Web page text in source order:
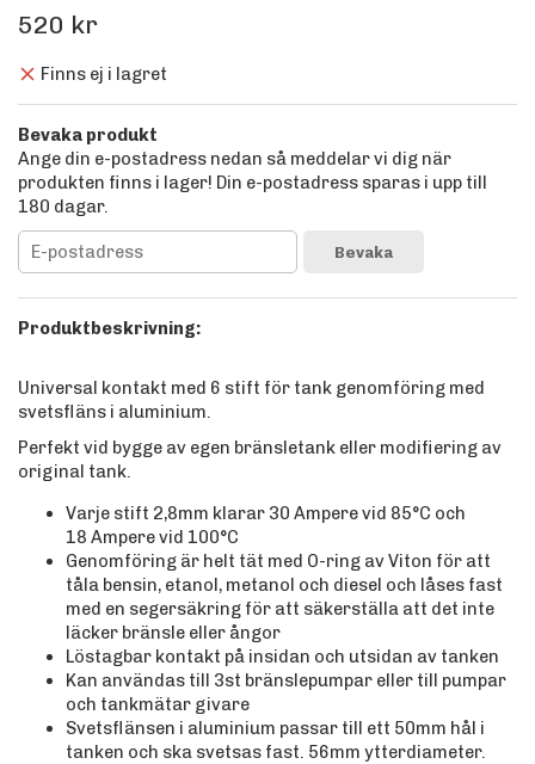
520 kr
Finns ej i lagret
Bevaka produkt
Ange din e-postadress nedan så meddelar vi dig när
produkten finns i lager! Din e-postadress sparas i upp till
180 dagar.
Bevaka
Produktbeskrivning:
Universal kontakt med 6 stift för tank genomföring med
svetsfläns i aluminium.
Perfekt vid bygge av egen bränsletank eller modifiering av
original tank.
Varje stift 2,8mm klarar 30 Ampere vid 85°C och
18 Ampere vid 100°C
Genomföring är helt tät med O-ring av Viton för att
tåla bensin, etanol, metanol och diesel och låses fast
med en segersäkring för att säkerställa att det inte
läcker bränsle eller ångor
Löstagbar kontakt på insidan och utsidan av tanken
Kan användas till 3st bränslepumpar eller till pumpar
och tankmätar givare
Svetsflänsen i aluminium passar till ett 50mm hål i
tanken och ska svetsas fast. 56mm ytterdiameter.